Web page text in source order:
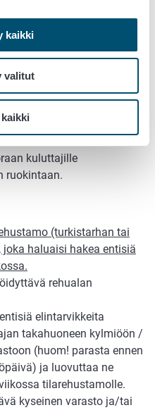
kaikki
valitut
on oltava
tapauksen mukaan joko
on merkittävä
on kuljettava
josta käyvät ilmi
kuluttajille
ruokintaan.
(turkistarhan tai
haluaisi hakea entisiä
rehualan
elintarvikkeita
takahuoneen kylmiöön /
(huom! parasta ennen
ja luovuttaa ne
tilarehustamolle.
kyseinen varasto ja/tai